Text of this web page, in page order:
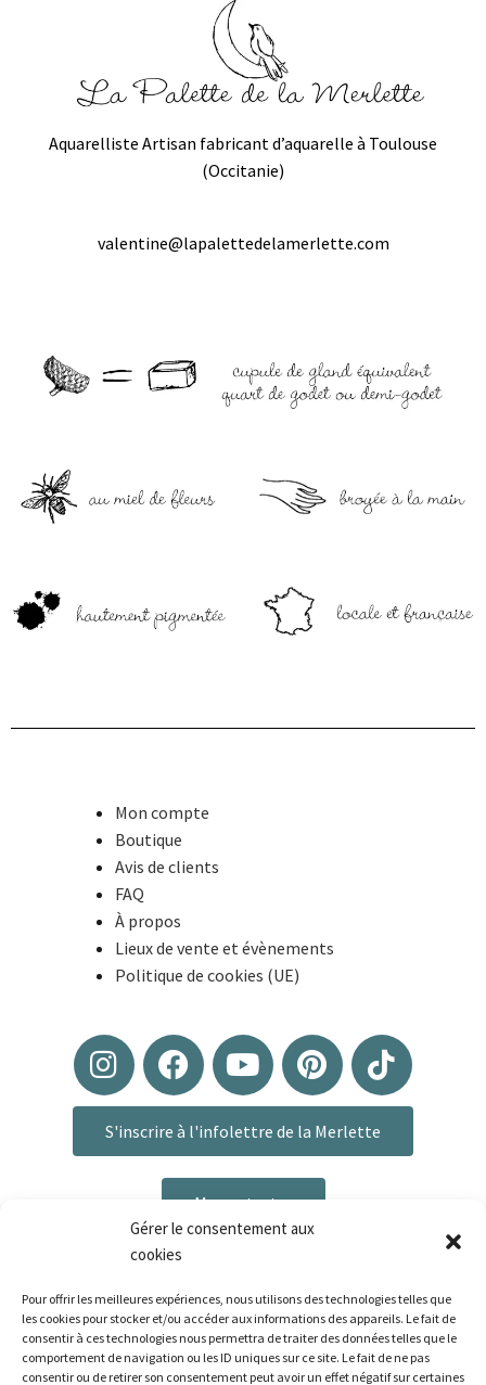
Gérer le consentement aux
cookies
Pour offrir les meilleures expériences, nous utilisons des technologies telles que
les cookies pour stocker et/ou accéder aux informations des appareils. Le fait de
consentir à ces technologies nous permettra de traiter des données telles que le
comportement de navigation ou les ID uniques sur ce site. Le fait de ne pas
consentir ou de retirer son consentement peut avoir un effet négatif sur certaines
Aquarelliste Artisan fabricant d’aquarelle à Toulouse
(Occitanie)
valentine@lapalettedelamerlette.com
Mon compte
Boutique
Avis de clients
FAQ
À propos
Lieux de vente et évènements
Politique de cookies (UE)
S'inscrire à l'infolettre de la Merlette
Me contacter